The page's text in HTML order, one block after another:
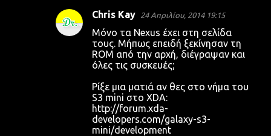
Chris Kay 24 Απριλίου, 2014 19:15
Μόνο τα Nexus έχει στη σελίδα
τους. Μήπως επειδή ξεκίνησαν τη
ROM από την αρχή, διέγραψαν και
όλες τις συσκευές;
Ρίξε μια ματιά αν θες στο νήμα του
S3 mini στο XDA:
http://forum.xda-
developers.com/galaxy-s3-
mini/development